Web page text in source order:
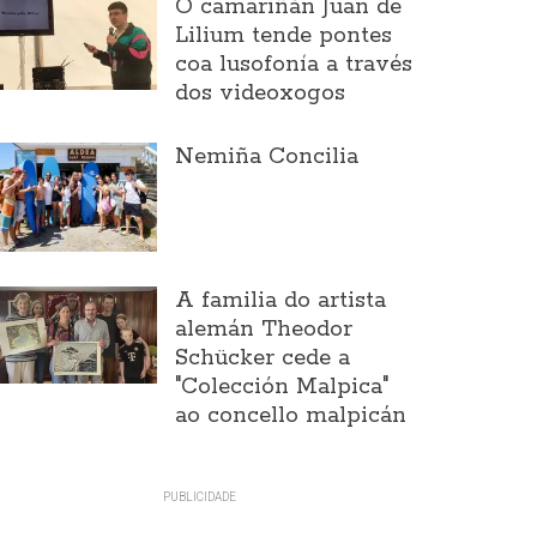
O camariñán Juan de
Lilium tende pontes
coa lusofonía a través
dos videoxogos
Nemiña Concilia
A familia do artista
alemán Theodor
Schücker cede a
"Colección Malpica"
ao concello malpicán